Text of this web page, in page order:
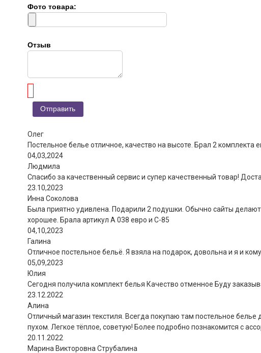
Фото товара:
Отзыв
Олег
Постельное белье отличное, качество на высоте. Брал 2
04,03,2024
Людмила
Спасибо за качественный сервис и супер качественный товар!
23.10,2023
Инна Соколова
Была приятно удивлена. Подарили 2 подушки. Обычно сайты
хорошее. Брала артикул А 038 евро и С-85
04,10,2023
Галина
Отличное постельное бельё. Я взяла на подарок, довольна и я и
05,09,2023
Юлия
Сегодня получила комплект белья Качество отменное Буду
23.12.2022
Алина
Отличный магазин текстиля. Всегда покупаю там постельное
пухом. Легкое тёплое, советую! Более подробно познакомится с
20.11.2022
Марина Викторовна Струбалина